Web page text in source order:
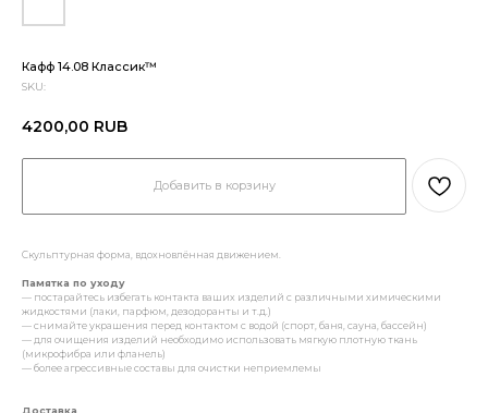
Кафф 14.08 Классик™
SKU:
4200,00 RUB
Добавить в корзину
Скульптурная форма, вдохновлённая движением.
Памятка по уходу
— постарайтесь избегать контакта ваших изделий с различными химическими
жидкостями (лаки, парфюм, дезодоранты и т.д.)
— снимайте украшения перед контактом с водой (спорт, баня, сауна, бассейн)
— для очищения изделий необходимо использовать мягкую плотную ткань
(микрофибра или фланель)
— более агрессивные составы для очистки неприемлемы
Доставка